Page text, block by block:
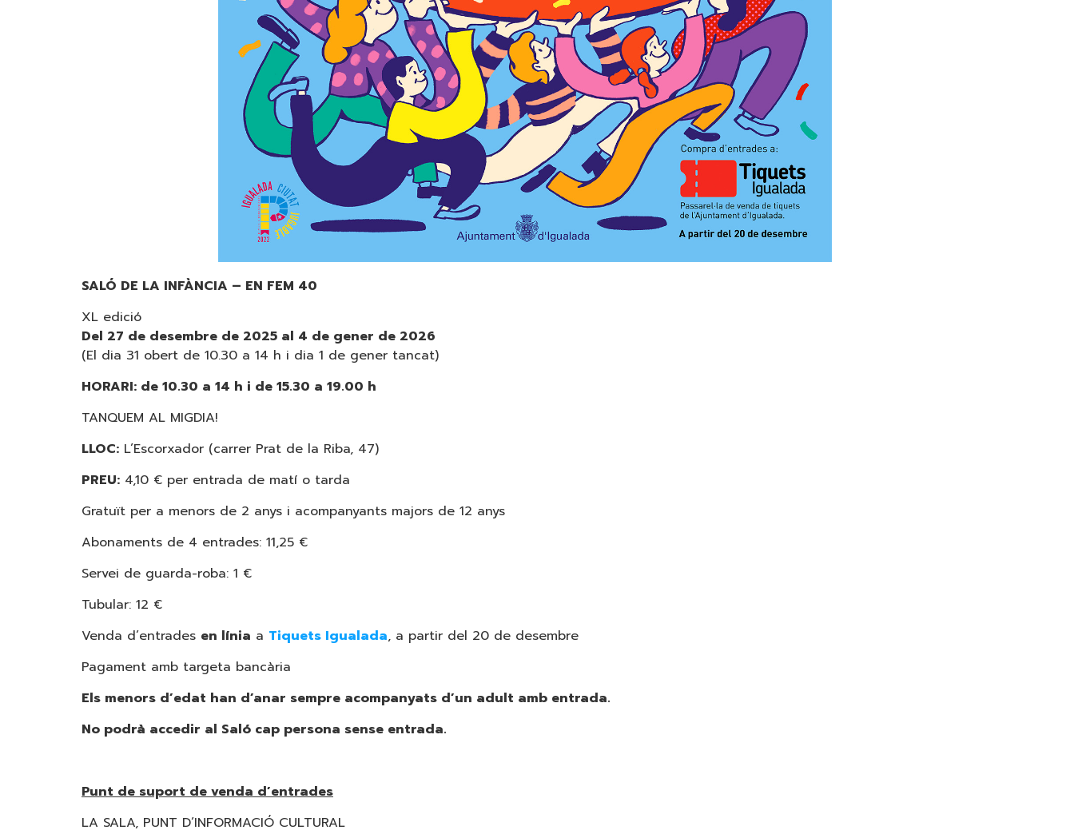
SALÓ DE LA INFÀNCIA – EN FEM 40
XL edició
Del 27 de desembre de 2025 al 4 de gener de 2026
(El dia 31 obert de 10.30 a 14 h i dia 1 de gener tancat)
HORARI: de 10.30 a 14 h i de 15.30 a 19.00 h
TANQUEM AL MIGDIA!
LLOC: L’Escorxador (carrer Prat de la Riba, 47)
PREU: 4,10 € per entrada de matí o tarda
Gratuït per a menors de 2 anys i acompanyants majors de 12 anys
Abonaments de 4 entrades: 11,25 €
Servei de guarda-roba: 1 €
Tubular: 12 €
Venda d’entrades en línia a Tiquets Igualada, a partir del 20 de desembre
Pagament amb targeta bancària
Els menors d’edat han d’anar sempre acompanyats d’un adult amb entrada.
No podrà accedir al Saló cap persona sense entrada.
Punt de suport de venda d’entrades
LA SALA, PUNT D’INFORMACIÓ CULTURAL